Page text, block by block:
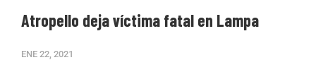
Atropello deja víctima fatal en Lampa
ENE 22, 2021